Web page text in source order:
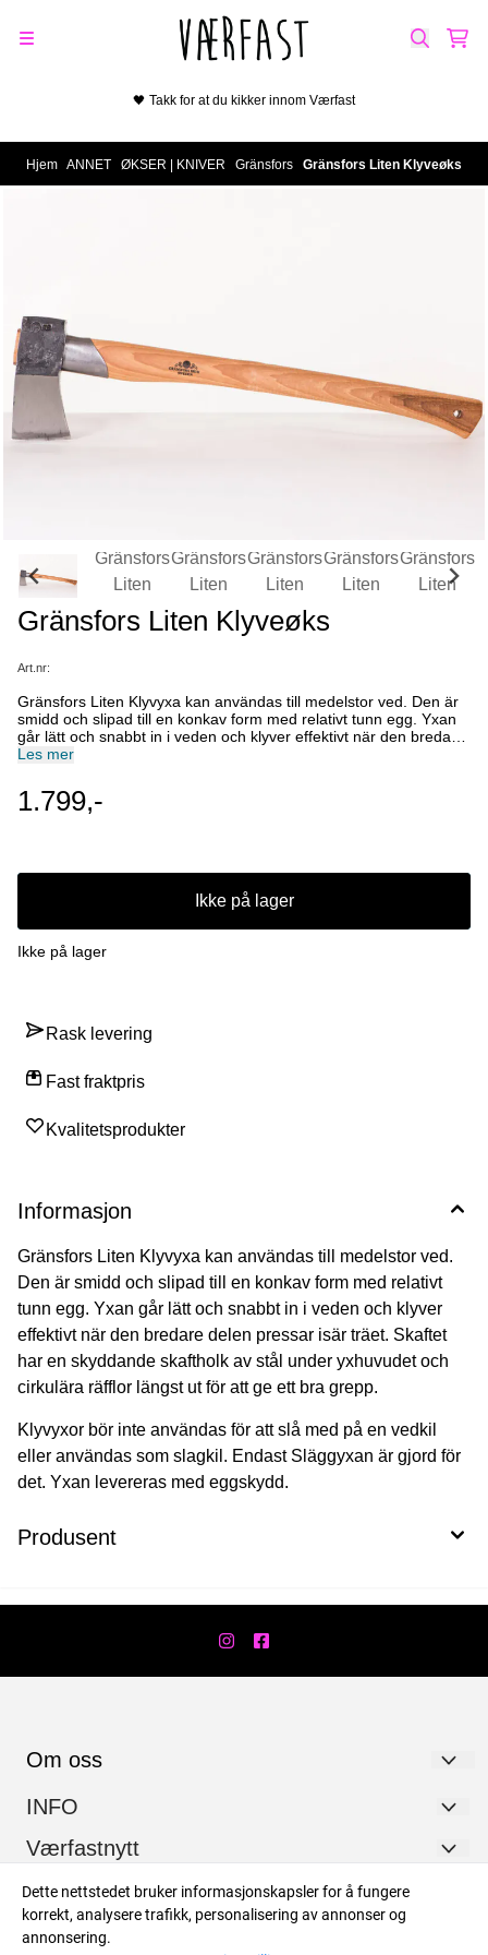
🖤 Takk for at du kikker innom Værfast
Hjem ANNET ØKSER | KNIVER Gränsfors Gränsfors Liten Klyveøks
Gränsfors Liten Klyveøks
Art.nr:
Gränsfors Liten Klyvyxa kan användas till medelstor ved. Den är
smidd och slipad till en konkav form med relativt tunn egg. Yxan
går lätt och snabbt in i veden och klyver effektivt när den bredare
delen pressar isär träet. Skaftet har en skyddande skaftholk av
bra grepp. Klyvyxor bör inte användas för att slå med på en vedkil
eller användas som slagkil. Endast Släggyxan är gjord för det.
Les mer
1.799,-
Ikke på lager
Ikke på lager
Rask levering
Fast fraktpris
Kvalitetsprodukter
Informasjon
Gränsfors Liten Klyvyxa kan användas till medelstor ved.
Den är smidd och slipad till en konkav form med relativt
tunn egg. Yxan går lätt och snabbt in i veden och klyver
effektivt när den bredare delen pressar isär träet. Skaftet
har en skyddande skaftholk av stål under yxhuvudet och
cirkulära räfflor längst ut för att ge ett bra grepp.
Klyvyxor bör inte användas för att slå med på en vedkil
eller användas som slagkil. Endast Släggyxan är gjord för
det. Yxan levereras med eggskydd.
Produsent
Om oss
Værfast AS
Hanstadgata 7
Org. nr. 919179538
INFO
Personvernerklæring
Salgsbetingelser og retur
Værfastnytt
Registrer deg for nyheter og noen gode tilbud innimellom.
E-post
Dette nettstedet bruker informasjonskapsler for å fungere
korrekt, analysere trafikk, personalisering av annonser og
annonsering.